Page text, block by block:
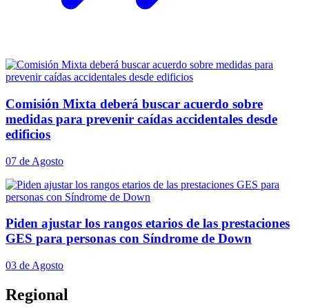
Comisión Mixta deberá buscar acuerdo sobre
medidas para prevenir caídas accidentales desde
edificios
07 de Agosto
Piden ajustar los rangos etarios de las prestaciones
GES para personas con Síndrome de Down
03 de Agosto
Regional